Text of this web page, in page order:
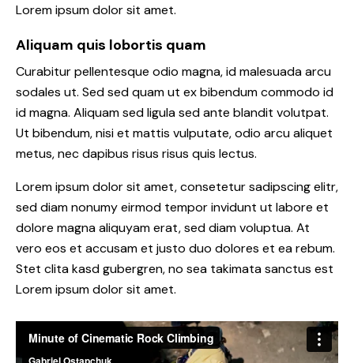
Lorem ipsum dolor sit amet.
Aliquam quis lobortis quam
Curabitur pellentesque odio magna, id malesuada arcu
sodales ut. Sed sed quam ut ex bibendum commodo id
id magna. Aliquam sed ligula sed ante blandit volutpat.
Ut bibendum, nisi et mattis vulputate, odio arcu aliquet
metus, nec dapibus risus risus quis lectus.
Lorem ipsum dolor sit amet, consetetur sadipscing elitr,
sed diam nonumy eirmod tempor invidunt ut labore et
dolore magna aliquyam erat, sed diam voluptua. At
vero eos et accusam et justo duo dolores et ea rebum.
Stet clita kasd gubergren, no sea takimata sanctus est
Lorem ipsum dolor sit amet.